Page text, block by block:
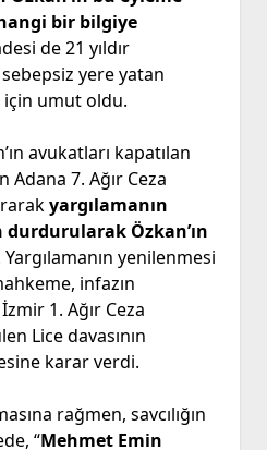
bir bilgiye
de 21 yıldır
yere yatan
umut oldu.
avukatları kapatılan
Adana 7. Ağır Ceza
yargılamanın
Özkan’ın
yenilenmesi
infazın
1. Ağır Ceza
Lice davasının
karar verdi.
rağmen, savcılığın
“Mehmet Emin